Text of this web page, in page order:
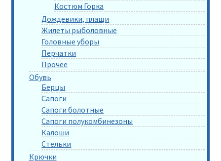
Костюм Горка
Дождевики, плащи
Жилеты рыболовные
Головные уборы
Перчатки
Прочее
Обувь
Берцы
Сапоги
Сапоги болотные
Сапоги полукомбинезоны
Калоши
Стельки
Крючки